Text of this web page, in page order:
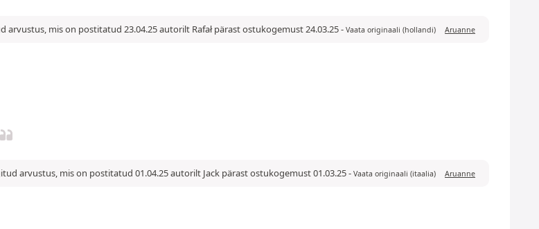
arvustus, mis on postitatud 23.04.25 autorilt Rafał pärast ostukogemust 24.03.25- Vaata originaali (hollandi) Aruanne
arvustus, mis on postitatud 01.04.25 autorilt Jack pärast ostukogemust 01.03.25- Vaata originaali (itaalia) Aruanne